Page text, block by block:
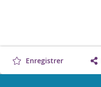
Enregistrer